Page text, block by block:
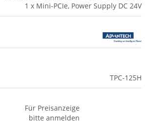
1 x Mini-PCIe, Power Supply DC 24V
TPC-125H
Für Preisanzeige
bitte anmelden